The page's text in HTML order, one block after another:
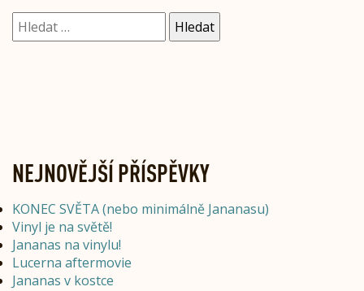
Vyhledávání
NEJNOVĚJŠÍ PŘÍSPĚVKY
KONEC SVĚTA (nebo minimálně Jananasu)
Vinyl je na světě!
Jananas na vinylu!
Lucerna aftermovie
Jananas v kostce